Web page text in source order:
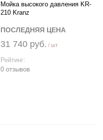
Мойка высокого давления KR-
210 Kranz
ПОСЛЕДНЯЯ ЦЕНА
31 740 руб. / шт
Рейтинг:
0 отзывов